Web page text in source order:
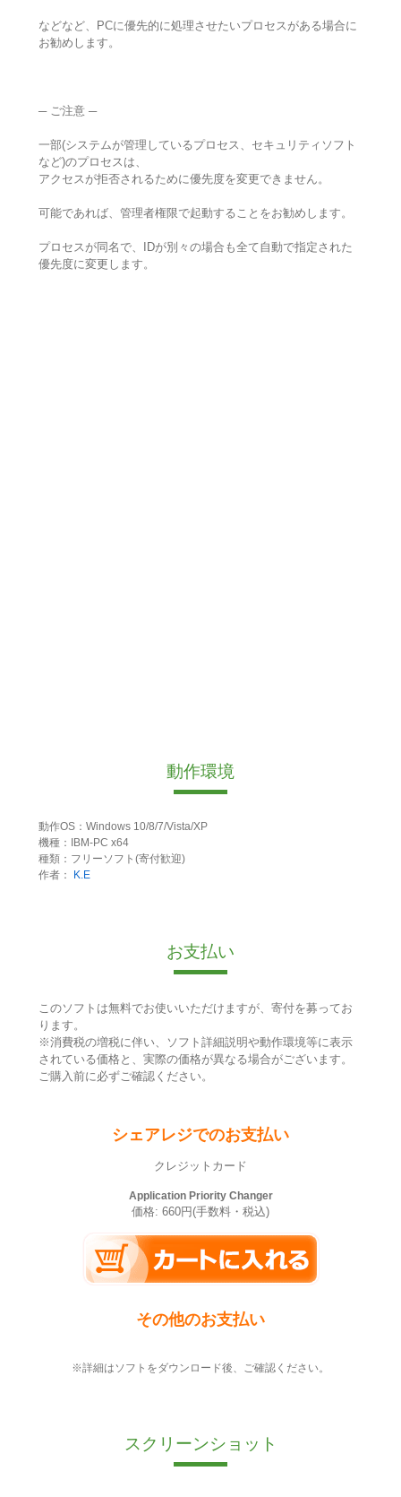
などなど、PCに優先的に処理させたいプロセスがある場合に
お勧めします。
─ ご注意 ─
一部(システムが管理しているプロセス、セキュリティソフト
など)のプロセスは、
アクセスが拒否されるために優先度を変更できません。
可能であれば、管理者権限で起動することをお勧めします。
プロセスが同名で、IDが別々の場合も全て自動で指定された
優先度に変更します。
動作環境
動作OS：Windows 10/8/7/Vista/XP
機種：IBM-PC x64
種類：フリーソフト(寄付歓迎)
作者：
K.E
お支払い
このソフトは無料でお使いいただけますが、寄付を募ってお
ります。
※消費税の増税に伴い、ソフト詳細説明や動作環境等に表示
されている価格と、実際の価格が異なる場合がございます。
ご購入前に必ずご確認ください。
シェアレジでのお支払い
クレジットカード
Application Priority Changer
価格: 660円(手数料・税込)
その他のお支払い
※詳細はソフトをダウンロード後、ご確認ください。
スクリーンショット